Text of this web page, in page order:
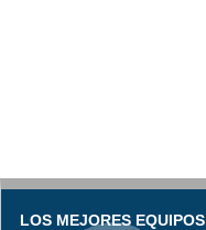
LOS MEJORES EQUIPOS